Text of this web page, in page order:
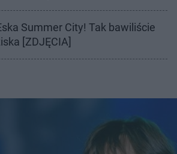
Summer City! Tak bawiliście
[ZDJĘCIA]